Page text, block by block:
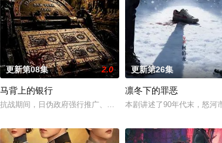
，入赘豪门贝家。他在
家女孩庞倩（苏晓彤 饰）与童年时因一场意外落下身体残缺
更新第08集 2.0
马背上的银行
抗战期间，日伪政府强行推广、使用由“中国准备银行”发行的伪钞
更新第26集
凛冬下的罪恶
本剧讲述了90年代末，怒河